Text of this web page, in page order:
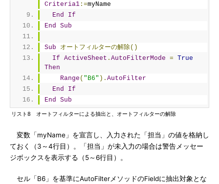
Criteria1:=myName
End
If
End Sub
Sub
オートフィルターの解除()
If ActiveSheet . AutoFilterMode = True
Then
Range ( "B6" ). AutoFilter
End
If
End Sub
リスト8 オートフィルターによる抽出と、オートフィルターの解除
変数「myName」を宣言し、入力された「担当」の値を格納し
ておく（3～4行目）。「担当」が未入力の場合は警告メッセー
ジボックスを表示する（5～6行目）。
セル「B6」を基準にAutoFilterメソッドのFieldに抽出対象とな